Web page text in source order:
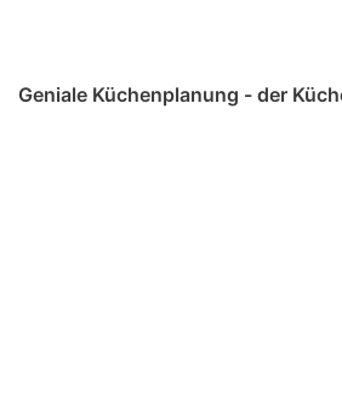
Geniale Küchenplanung - der